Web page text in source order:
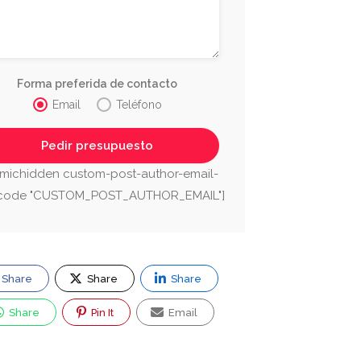
Forma preferida de contacto
Email
Teléfono
custom-post-author-email-
"CUSTOM_POST_AUTHOR_EMAIL"]
Share Share Share
Share Pin It Email